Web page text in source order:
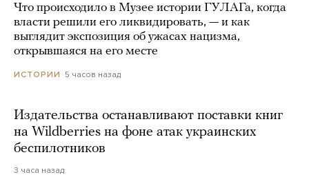
Что происходило в Музее истории ГУЛАГа, когда
власти решили его ликвидировать, — и как
выглядит экспозиция об ужасах нацизма,
открывшаяся на его месте
ИСТОРИИ 5 часов назад
Издательства останавливают поставки книг
на Wildberries на фоне атак украинских
беспилотников
3 часа назад